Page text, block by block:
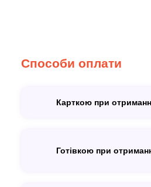
Способи оплати
Карткою при
Готівкою при